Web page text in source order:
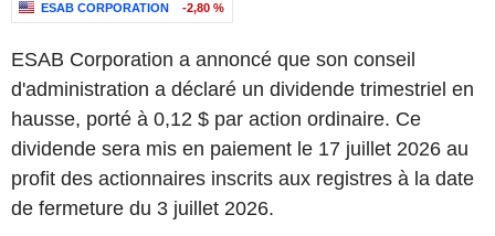
ESAB CORPORATION -2,80 %
ESAB Corporation a annoncé que son conseil
d'administration a déclaré un dividende trimestriel en
hausse, porté à 0,12 $ par action ordinaire. Ce
dividende sera mis en paiement le 17 juillet 2026 au
profit des actionnaires inscrits aux registres à la date
de fermeture du 3 juillet 2026.